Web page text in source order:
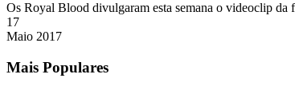
Os Royal Blood divulgaram esta semana o videoclip
17
Maio 2017
Mais Populares